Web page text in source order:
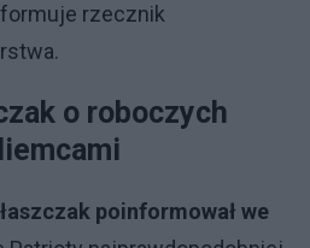
rzecznik
o roboczych
poinformował we